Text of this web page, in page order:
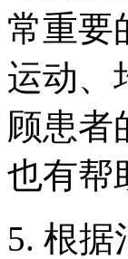
常重要
运动、
顾患者
也有帮
5. 根据